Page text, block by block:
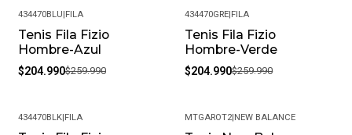
-21%
434470BLU FILA
Tenis Fila Fizio
Hombre-Azul
$204.990$259.990
-21%
434470GRE FILA
Tenis Fila Fizio
Hombre-Verde
$204.990$259.990
434470BLK| FILA MTGAROT2| NEW BALANCE